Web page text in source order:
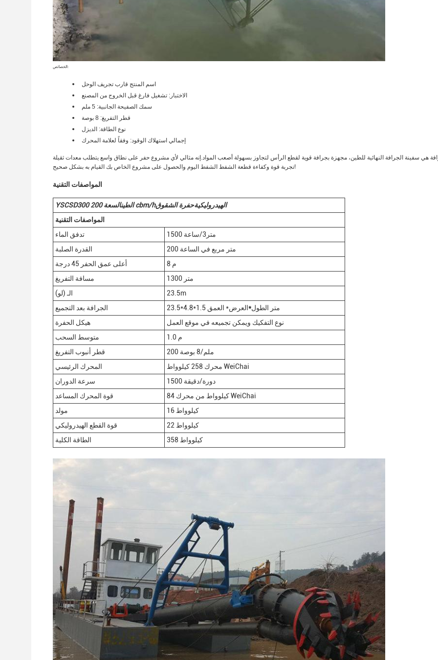
الخصائص:
اسم المنتج قارب تجريف الوحل
الاختبار: تشغيل فارغ قبل الخروج من المصنع
سمك الصفيحة الجانبية: 5 ملم
قطر التفريغ: 8 بوصة
نوع الطاقة: الديزل
إجمالي استهلاك الوقود: وفقاً لعلامة المحرك
تجربة قوة وكفاءة قطعة الشفط الشفط اليوم والحصول على مشروع الخاص بك القيام به بشكل صحيح!
المواصفات التقنية
YSCSD300 الطينالسعة 200 cbm/h الهيدروليكيةحفرة الشقوق
المواصفات التقنية
تدفق الماء
1500 متر3/ساعة
القدرة الصلبة
200 متر مربع في الساعة
أعلى عمق الحفر 45 درجة
8 م
مسافة التفريغ
1300 متر
الـ (لو)
23.5m
الجرافة بعد التجميع
23.5*4.8*1.5 متر الطول*العرض* العمق
هيكل الحفرة
نوع التفكيك ويمكن تجميعه في موقع العمل
متوسط السحب
1.0 م
قطر أنبوب التفريغ
200 ملم/8 بوصة
المحرك الرئيسي
محرك 258 كيلوواط WeiChai
سرعة الدوران
1500 دورة/دقيقة
قوة المحرك المساعد
84 كيلوواط من محرك WeiChai
مولد
16 كيلوواط
قوة القطع الهيدروليكي
22 كيلوواط
الطاقة الكلية
358 كيلوواط